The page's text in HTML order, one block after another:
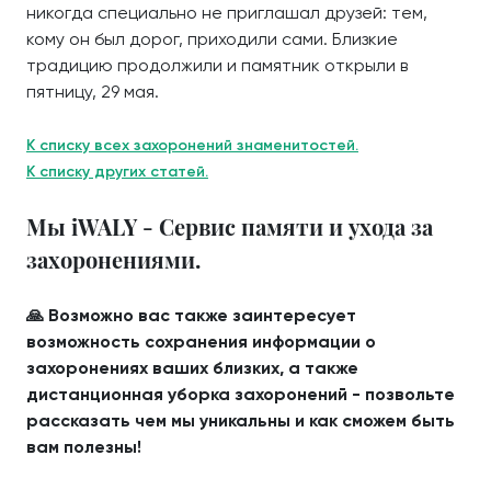
никогда специально не приглашал друзей: тем,
кому он был дорог, приходили сами. Близкие
традицию продолжили и памятник открыли в
пятницу, 29 мая.
К списку всех захоронений знаменитостей.
К списку других статей.
Мы iWALY - Сервис памяти и ухода за
захоронениями.
🙏 Возможно вас также заинтересует
возможность сохранения информации о
захоронениях ваших близких, а также
дистанционная уборка захоронений - позвольте
рассказать чем мы уникальны и как сможем быть
вам полезны!